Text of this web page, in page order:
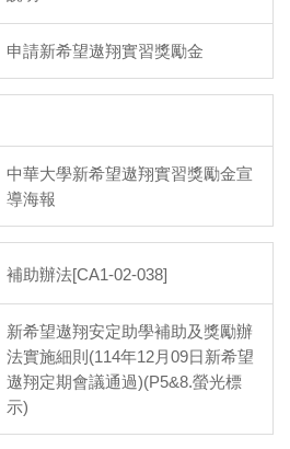
申請新希望遨翔實習獎勵金
中華大學新希望遨翔實習獎勵金宣
導海報
補助辦法[CA1-02-038]
新希望遨翔安定助學補助及獎勵辦
法實施細則(114年12月09日新希望
遨翔定期會議通過)(P5&8.螢光標
示)